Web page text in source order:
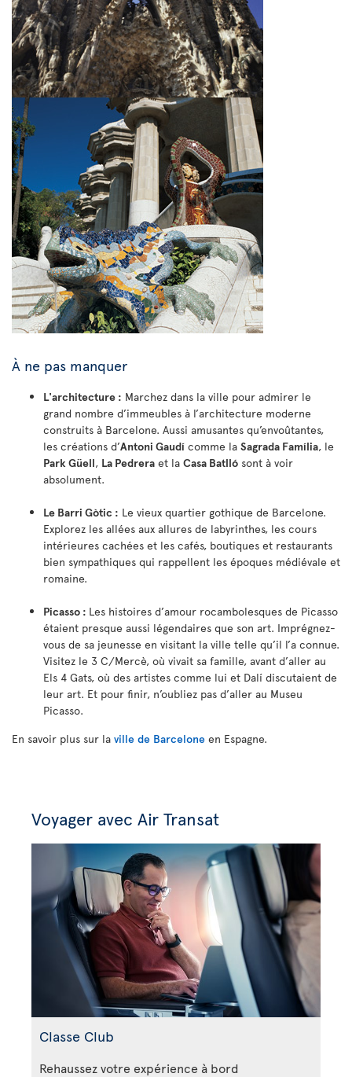
À ne pas manquer
L'architecture : Marchez dans la ville pour admirer le
grand nombre d’immeubles à l’architecture moderne
construits à Barcelone. Aussi amusantes qu’envoûtantes,
les créations d’Antoni Gaudí comme la Sagrada Família, le
Park Güell, La Pedrera et la Casa Batlló sont à voir
absolument.
Le Barri Gòtic : Le vieux quartier gothique de Barcelone.
Explorez les allées aux allures de labyrinthes, les cours
intérieures cachées et les cafés, boutiques et restaurants
bien sympathiques qui rappellent les époques médiévale et
romaine.
Picasso : Les histoires d’amour rocambolesques de Picasso
étaient presque aussi légendaires que son art. Imprégnez-
vous de sa jeunesse en visitant la ville telle qu’il l’a connue.
Visitez le 3 C/Mercè, où vivait sa famille, avant d’aller au
Els 4 Gats, où des artistes comme lui et Dalí discutaient de
leur art. Et pour finir, n’oubliez pas d’aller au Museu
Picasso.
En savoir plus sur la ville de Barcelone en Espagne.
Voyager avec Air Transat
Classe Club
Rehaussez votre expérience à bord